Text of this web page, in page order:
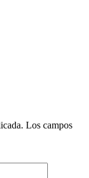
Los campos